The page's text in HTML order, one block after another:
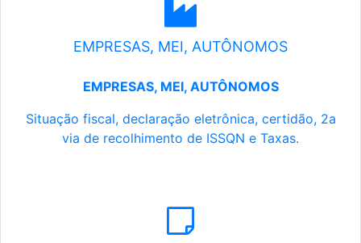
EMPRESAS, MEI, AUTÔNOMOS
EMPRESAS, MEI, AUTÔNOMOS
Situação fiscal, declaração eletrônica, certidão, 2a
via de recolhimento de ISSQN e Taxas.